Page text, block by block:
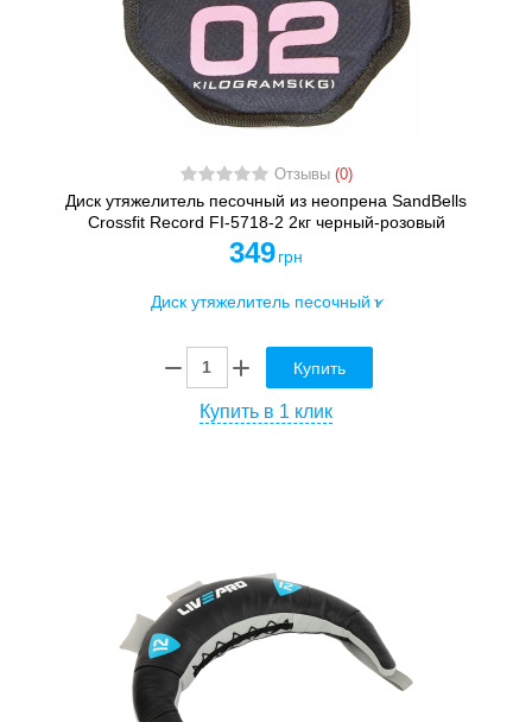
Отзывы (0)
Диск утяжелитель песочный из неопрена SandBells
Crossfit Record FI-5718-2 2кг черный-розовый
349 грн
Купить
Купить в 1 клик